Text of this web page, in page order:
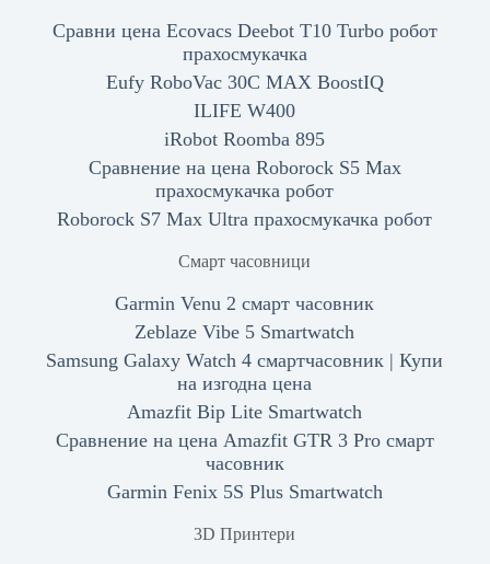
Сравни цена Ecovacs Deebot T10 Turbo робот
прахосмукачка
Eufy RoboVac 30C MAX BoostIQ
ILIFE W400
iRobot Roomba 895
Сравнение на цена Roborock S5 Max
прахосмукачка робот
Roborock S7 Max Ultra прахосмукачка робот
Смарт часовници
Garmin Venu 2 смарт часовник
Zeblaze Vibe 5 Smartwatch
Samsung Galaxy Watch 4 смартчасовник | Купи
на изгодна цена
Amazfit Bip Lite Smartwatch
Сравнение на цена Amazfit GTR 3 Pro смарт
часовник
Garmin Fenix 5S Plus Smartwatch
3D Принтери